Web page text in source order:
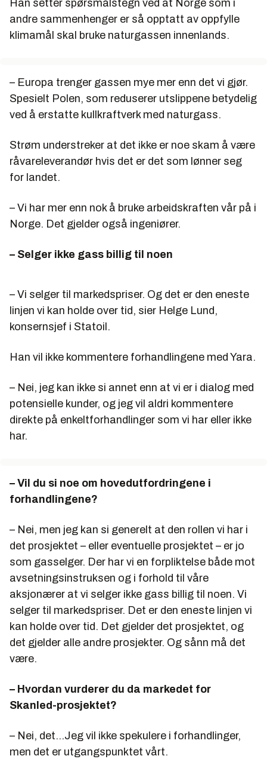
Han setter spørsmålstegn ved at Norge som i
andre sammenhenger er så opptatt av oppfylle
klimamål skal bruke naturgassen innenlands.
– Europa trenger gassen mye mer enn det vi gjør.
Spesielt Polen, som reduserer utslippene betydelig
ved å erstatte kullkraftverk med naturgass.
Strøm understreker at det ikke er noe skam å være
råvareleverandør hvis det er det som lønner seg
for landet.
– Vi har mer enn nok å bruke arbeidskraften vår på i
Norge. Det gjelder også ingeniører.
– Selger ikke gass billig til noen
– Vi selger til markedspriser. Og det er den eneste
linjen vi kan holde over tid, sier Helge Lund,
konsernsjef i Statoil.
Han vil ikke kommentere forhandlingene med Yara.
– Nei, jeg kan ikke si annet enn at vi er i dialog med
potensielle kunder, og jeg vil aldri kommentere
direkte på enkeltforhandlinger som vi har eller ikke
har.
– Vil du si noe om hovedutfordringene i
forhandlingene?
– Nei, men jeg kan si generelt at den rollen vi har i
det prosjektet – eller eventuelle prosjektet – er jo
som gasselger. Der har vi en forpliktelse både mot
avsetningsinstruksen og i forhold til våre
aksjonærer at vi selger ikke gass billig til noen. Vi
selger til markedspriser. Det er den eneste linjen vi
kan holde over tid. Det gjelder det prosjektet, og
det gjelder alle andre prosjekter. Og sånn må det
være.
– Hvordan vurderer du da markedet for
Skanled-prosjektet?
– Nei, det...Jeg vil ikke spekulere i forhandlinger,
men det er utgangspunktet vårt.